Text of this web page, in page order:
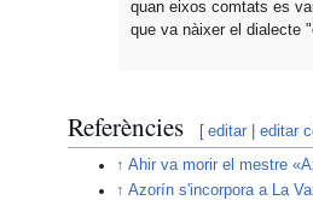
quan eixos comtats es
que va nàixer el dialecte
Referències [ editar |editar
↑ Ahir va morir el mestre
↑ Azorín s'incorpora a La